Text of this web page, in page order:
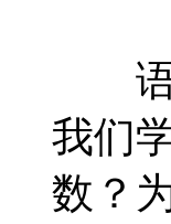
语
我们
数？